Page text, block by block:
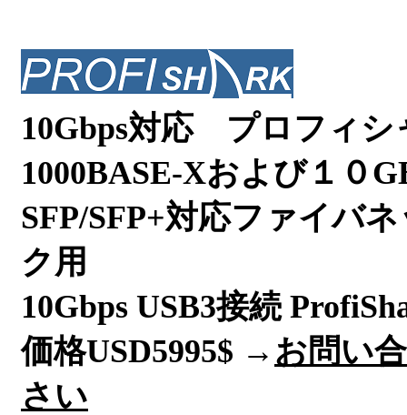
10Gbps対応 プロフィシ
1000BASE-Xおよび１０
SFP/SFP+対応ファイバ
ク用
10Gbps USB3接続
価格USD5995$ → お問い
さい